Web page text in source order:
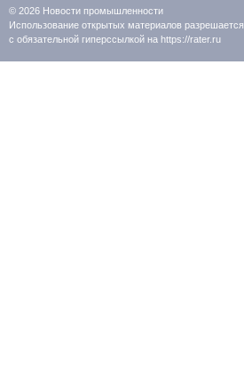
© 2026 Новости промышленности
Использование открытых материалов разрешается
с обязательной гиперссылкой на https://rater.ru